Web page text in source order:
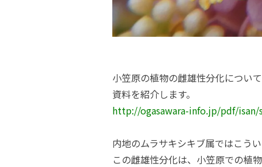
小笠原の植物の雌雄性分化につい
資料を紹介します。
http://ogasawara-info.jp/pdf/isan/
内地のムラサキシキブ属ではこう
この雌雄性分化は、小笠原での植